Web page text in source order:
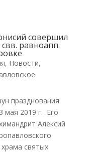
совершил
равноапп.
, Новости,
празднования
мая 2019 г. Его
Алексий
святых